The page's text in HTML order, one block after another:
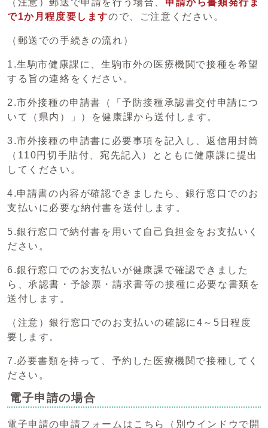
（注意）郵送で申請を行う場合、 申請から書類発行ま
で1か月程度要しますので、ご注意ください。
（郵送での手続きの流れ）
1.生駒市健康課に、生駒市外の医療機関で接種を希望
する旨の連絡をください。
2.市外接種の申請書（「予防接種承認書交付申請につ
いて（県内）」）を健康課から送付します。
3.市外接種の申請書に必要事項を記入し、返信用封筒
（110円切手貼付、宛先記入）とともに健康課に提出
してください。
4.申請書の内容が確認できましたら、銀行窓口でのお
支払いに必要な納付書を送付します。
5.銀行窓口で納付書を用いて自己負担金をお支払いく
ださい。
6.銀行窓口でのお支払いが健康課で確認できました
ら、承認書・予診票・請求書等の接種に必要な書類を
送付します。
（注意）銀行窓口でのお支払いの確認に4～5日程度
要します。
7.必要書類を持って、予約した医療機関で接種してく
ださい。
電子申請の場合
電子申請の申請フォームはこちら （別ウインドウで開